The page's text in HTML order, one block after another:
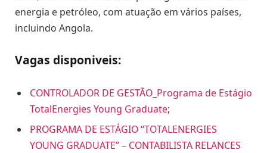
energia e petróleo, com atuação em vários países,
incluindo Angola.
Vagas disponiveis:
CONTROLADOR DE GESTÃO_Programa de Estágio
TotalEnergies Young Graduate;
PROGRAMA DE ESTÁGIO “TOTALENERGIES
YOUNG GRADUATE” – CONTABILISTA RELANCES